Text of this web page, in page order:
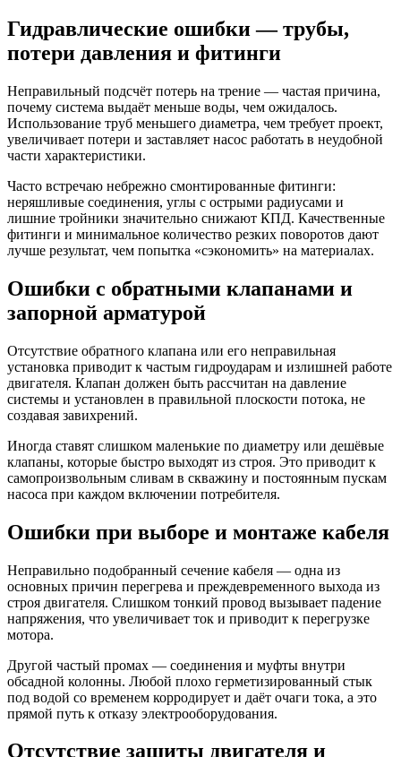
Гидравлические ошибки — трубы,
потери давления и фитинги
Неправильный подсчёт потерь на трение — частая причина,
почему система выдаёт меньше воды, чем ожидалось.
Использование труб меньшего диаметра, чем требует проект,
увеличивает потери и заставляет насос работать в неудобной
части характеристики.
Часто встречаю небрежно смонтированные фитинги:
неряшливые соединения, углы с острыми радиусами и
лишние тройники значительно снижают КПД. Качественные
фитинги и минимальное количество резких поворотов дают
лучше результат, чем попытка «сэкономить» на материалах.
Ошибки с обратными клапанами и
запорной арматурой
Отсутствие обратного клапана или его неправильная
установка приводит к частым гидроударам и излишней работе
двигателя. Клапан должен быть рассчитан на давление
системы и установлен в правильной плоскости потока, не
создавая завихрений.
Иногда ставят слишком маленькие по диаметру или дешёвые
клапаны, которые быстро выходят из строя. Это приводит к
самопроизвольным сливам в скважину и постоянным пускам
насоса при каждом включении потребителя.
Ошибки при выборе и монтаже кабеля
Неправильно подобранный сечение кабеля — одна из
основных причин перегрева и преждевременного выхода из
строя двигателя. Слишком тонкий провод вызывает падение
напряжения, что увеличивает ток и приводит к перегрузке
мотора.
Другой частый промах — соединения и муфты внутри
обсадной колонны. Любой плохо герметизированный стык
под водой со временем корродирует и даёт очаги тока, а это
прямой путь к отказу электрооборудования.
Отсутствие защиты двигателя и